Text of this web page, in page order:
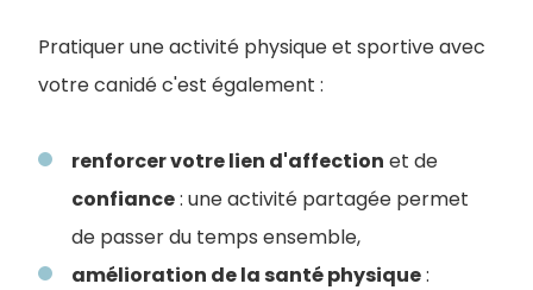
Pratiquer une activité physique et sportive avec
votre canidé c'est également :
renforcer votre lien d'affection et de
confiance: une activité partagée permet
de passer du temps ensemble,
amélioration de la santé physique: